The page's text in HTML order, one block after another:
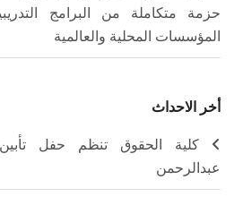
حزمة متكاملة من البرامج
المؤسسات المحلية والعالمية
أخر الاحداث
كلية الحقوق تنظم حفل
عبدالرحمن